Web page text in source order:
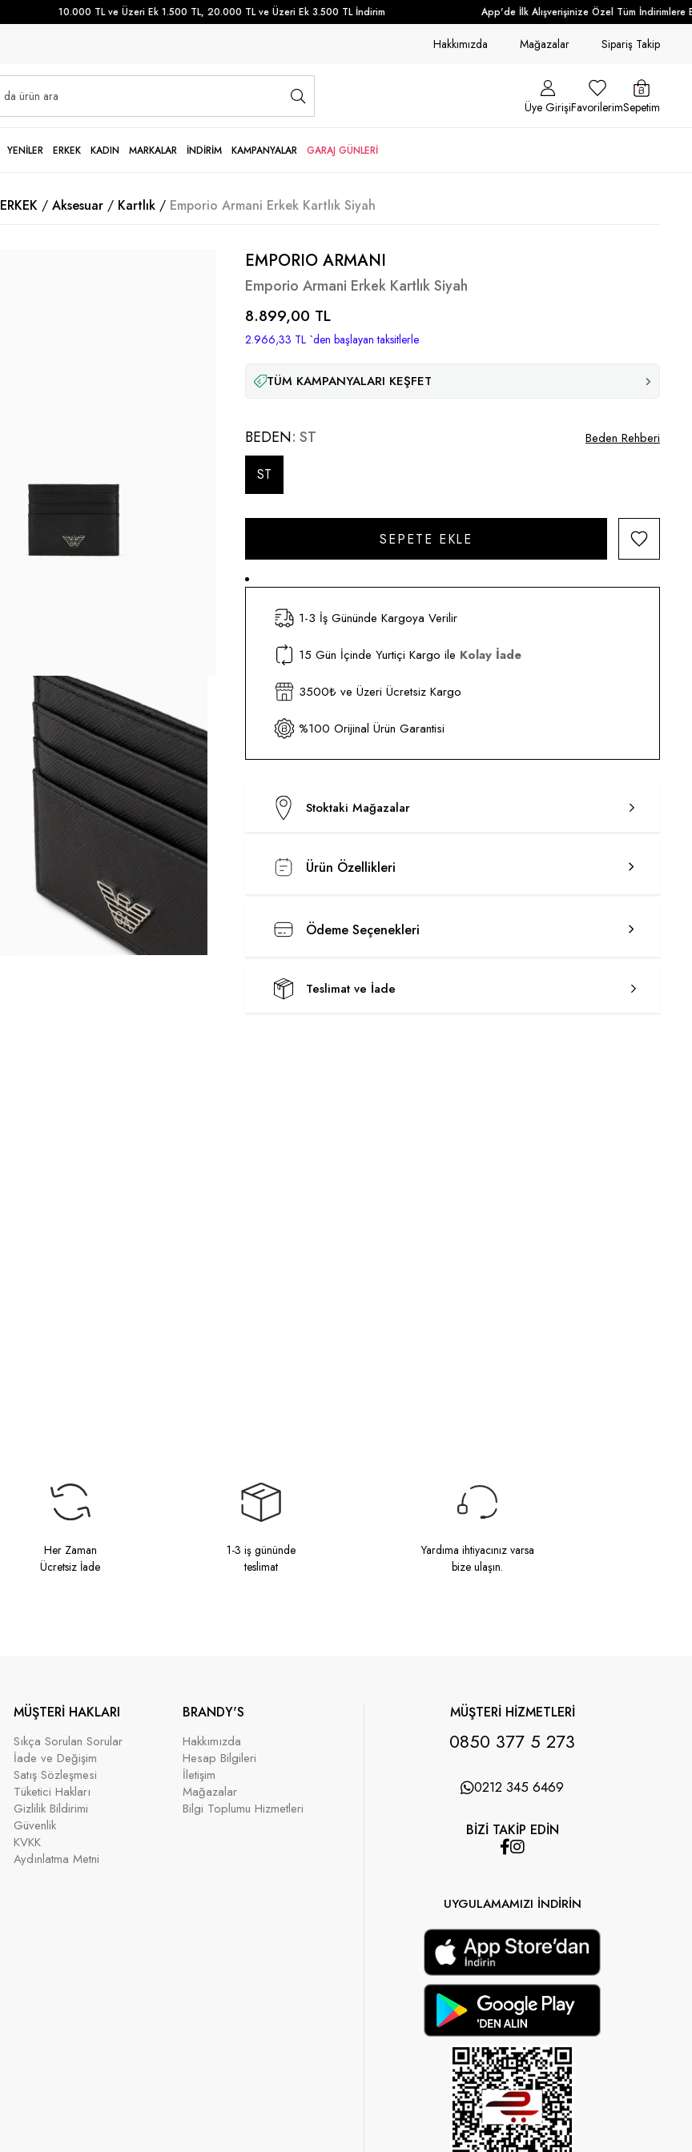
10.000 TL ve Üzeri Ek 1.500 TL, 20.000 TL ve Üzeri Ek 3.500 TL İndirim App'de İlk Alışverişinize Özel Tüm İndirimlere Ek
Hakkımızda Mağazalar Sipariş Takip
Üye GirişiFavorilerimSepetim
YENİLER ERKEK KADIN MARKALAR İNDİRİM KAMPANYALAR GARAJ GÜNLERİ
ERKEK Aksesuar Kartlık Emporio Armani Erkek Kartlık Siyah
EMPORIO ARMANI
Emporio Armani Erkek Kartlık Siyah
8.899,00 TL
2.966,33 TL `den başlayan taksitlerle
TÜM KAMPANYALARI KEŞFET
BEDEN ST
ST
Beden Rehberi
1-3 İş Gününde Kargoya Verilir
15 Gün İçinde Yurtiçi Kargo ile Kolay İade
3500₺ ve Üzeri Ücretsiz Kargo
%100 Orijinal Ürün Garantisi
Stoktaki Mağazalar
Ürün Özellikleri
Ödeme Seçenekleri
Teslimat ve İade
Her Zaman
Ücretsiz İade
1-3 iş gününde
teslimat
Yardıma ihtiyacınız varsa
bize ulaşın.
MÜŞTERİ HAKLARI
Sıkça Sorulan Sorular
İade ve Değişim
Satış Sözleşmesi
Tüketici Hakları
Gizlilik Bildirimi
Güvenlik
KVKK
Aydınlatma Metni
BRANDY'S
Hakkımızda
Hesap Bilgileri
İletişim
Mağazalar
Bilgi Toplumu Hizmetleri
MÜŞTERİ HİZMETLERİ
0850 377 5 273
0212 345 6469
BİZİ TAKİP EDİN
UYGULAMAMIZI İNDİRİN